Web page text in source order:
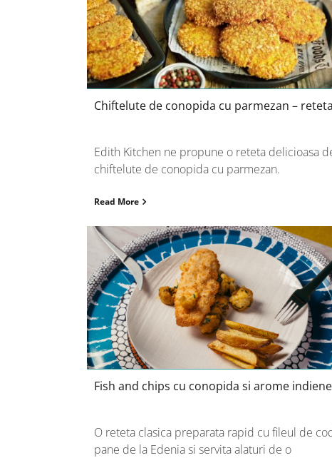
Chiftelute de conopida cu
parmezan – reteta
Chiftelute de conopida cu parmezan – reteta
Edith Kitchen ne propune o reteta delicioasa
chiftelute de conopida cu parmezan.
Read More
Fish and chips cu conopida si
arome indiene
Fish and chips cu conopida si arome indiene
O reteta clasica preparata rapid cu fileul de
pane de la Edenia si servita alaturi de o